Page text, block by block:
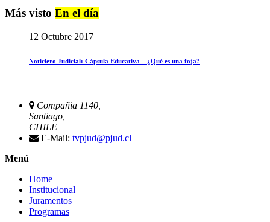
Más visto En el día
12 Octubre 2017
Noticiero Judicial: Cápsula Educativa – ¿Qué es una foja?
Compañia 1140,
Santiago,
CHILE
E-Mail: tvpjud@pjud.cl
Menú
Home
Institucional
Juramentos
Programas